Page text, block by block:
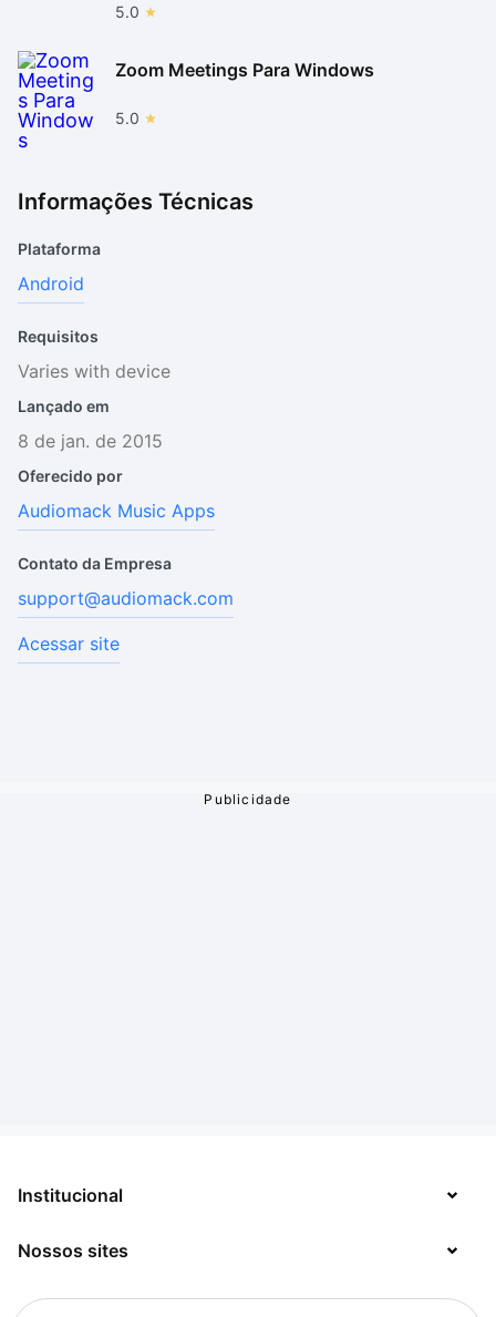
5.0
Zoom Meetings Para Windows
5.0
Informações Técnicas
Plataforma
Android
Requisitos
Varies with device
Lançado em
8 de jan. de 2015
Oferecido por
Audiomack Music Apps
Contato da Empresa
support@audiomack.com
Acessar site
Institucional
Sobre
Contato
Nossos sites
TecMundo